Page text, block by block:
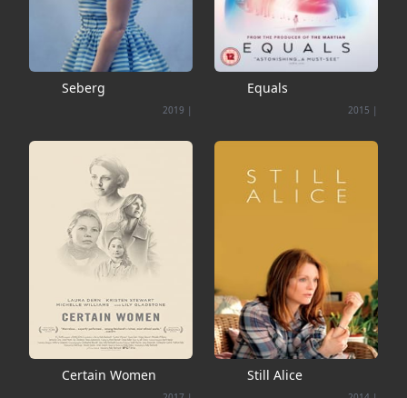
Equals
|
2015
Seberg
|
2019
Still Alice
Certain Women